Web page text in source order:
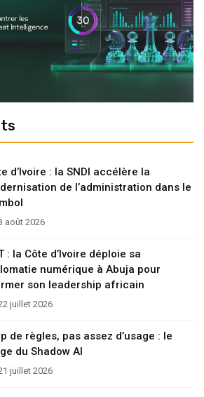
d’Ivoire : la SNDI accélère la
de l’administration dans le
août 2026
: la Côte d’Ivoire déploie sa
numérique à Abuja pour
son leadership africain
juillet 2026
de règles, pas assez d’usage : le
du Shadow AI
juillet 2026